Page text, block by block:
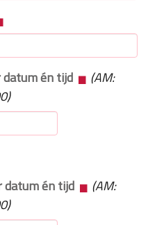
én tijd
(AM:
datum én tijd
(AM: